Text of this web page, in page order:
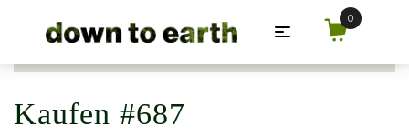
Zum Hauptinhalt springen
Kaufen #687